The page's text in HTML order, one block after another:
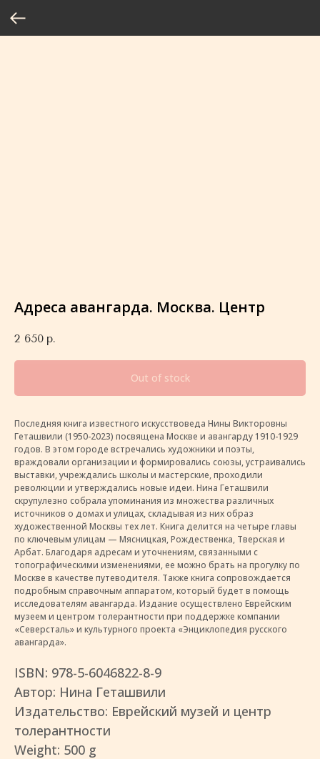
Адреса авангарда. Москва. Центр
2 650 р.
Out of stock
Последняя книга известного искусствоведа Нины Викторовны
Геташвили (1950-2023) посвящена Москве и авангарду 1910-1929
годов. В этом городе встречались художники и поэты,
враждовали организации и формировались союзы, устраивались
выставки, учреждались школы и мастерские, проходили
революции и утверждались новые идеи. Нина Геташвили
скрупулезно собрала упоминания из множества различных
источников о домах и улицах, складывая из них образ
художественной Москвы тех лет. Книга делится на четыре главы
по ключевым улицам — Мясницкая, Рождественка, Тверская и
Арбат. Благодаря адресам и уточнениям, связанными с
топографическими изменениями, ее можно брать на прогулку по
Москве в качестве путеводителя. Также книга сопровождается
подробным справочным аппаратом, который будет в помощь
исследователям авангарда. Издание осуществлено Еврейским
музеем и центром толерантности при поддержке компании
«Северсталь» и культурного проекта «Энциклопедия русского
авангарда».
ISBN: 978-5-6046822-8-9
Автор: Нина Геташвили
Издательство: Еврейский музей и центр
толерантности
Weight: 500 g